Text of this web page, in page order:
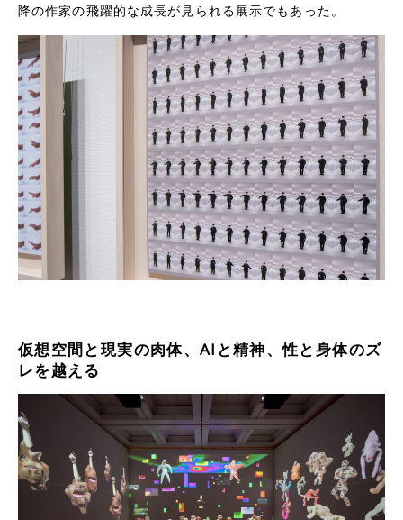
降の作家の飛躍的な成長が見られる展示でもあった。
仮想空間と現実の肉体、AIと精神、性と身体のズ
レを越える